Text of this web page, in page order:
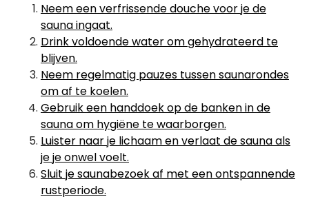
Neem een verfrissende douche voor je de
sauna ingaat.
Drink voldoende water om gehydrateerd te
blijven.
Neem regelmatig pauzes tussen saunarondes
om af te koelen.
Gebruik een handdoek op de banken in de
sauna om hygiëne te waarborgen.
Luister naar je lichaam en verlaat de sauna als
je je onwel voelt.
Sluit je saunabezoek af met een ontspannende
rustperiode.